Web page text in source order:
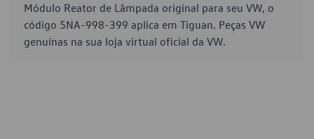
Módulo Reator de Lâmpada original para seu VW, o
código 5NA-998-399 aplica em Tiguan. Peças VW
genuínas na sua loja virtual oficial da VW.